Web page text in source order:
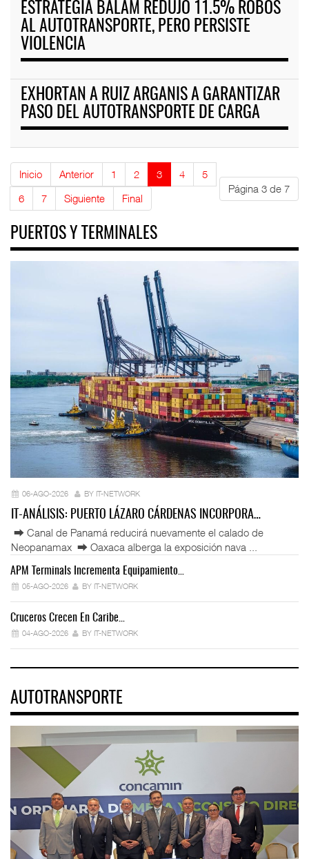
ESTRATEGIA BALAM REDUJO 11.5% ROBOS
AL AUTOTRANSPORTE, PERO PERSISTE
VIOLENCIA
EXHORTAN A RUIZ ARGANIS A GARANTIZAR
PASO DEL AUTOTRANSPORTE DE CARGA
Página 3 de 7
Inicio Anterior 1 2 3 4
5
6
7 Siguiente Final
PUERTOS Y TERMINALES
06-AGO-2026 BY IT-NETWORK
IT-ANÁLISIS: PUERTO LÁZARO CÁRDENAS INCORPORA…
⮕ Canal de Panamá reducirá nuevamente el calado de
Neopanamax ⮕ Oaxaca alberga la exposición nava ...
APM Terminals Incrementa Equipamiento…
05-AGO-2026 BY IT-NETWORK
Cruceros Crecen En Caribe…
04-AGO-2026 BY IT-NETWORK
AUTOTRANSPORTE